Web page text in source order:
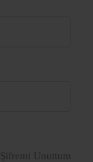
Şifremi Unuttum